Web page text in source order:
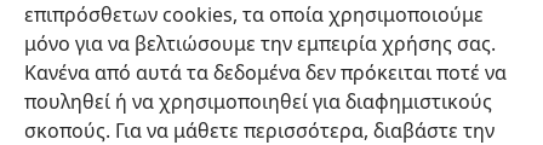
επιπρόσθετων cookies, τα οποία χρησιμοποιούμε
μόνο για να βελτιώσουμε την εμπειρία χρήσης σας.
Κανένα από αυτά τα δεδομένα δεν πρόκειται ποτέ να
πουληθεί ή να χρησιμοποιηθεί για διαφημιστικούς
σκοπούς. Για να μάθετε περισσότερα, διαβάστε την
Ελληνική Προτιμήσεις
Copyright© 2026 Watch Tower Bible and Tract Society of Pennsylvania
Όροι Χρήσης Πολιτική Απορρήτου
Ρυθμίσεις Απορρήτου
JW.ORG
Σύνδεση